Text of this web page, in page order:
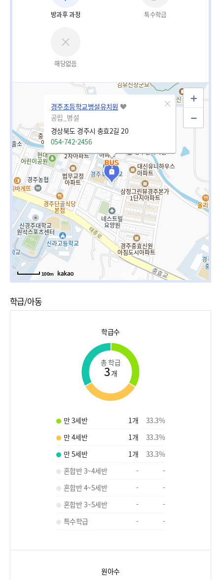
방과후 과정 특수학급
해당없음
경주초등학교병설유치원
공립_병설
경상북도 경주시 충효2길 20
054-742-2456
100m
학급/아동
학급수
총 학급
3개
만 3세반 1개 33.3%
만 4세반
1개 33.3%
만 5세반
1개 33.3%
혼합반 3~4세반
-
-
혼합반 4~5세반
-
-
혼합반 3~5세반
-
-
특수학급
- -
원아수